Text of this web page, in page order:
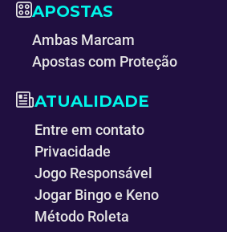
APOSTAS
Ambas Marcam
Apostas com Proteção
ATUALIDADE
Entre em contato
Privacidade
Jogo Responsável
Jogar Bingo e Keno
Método Roleta